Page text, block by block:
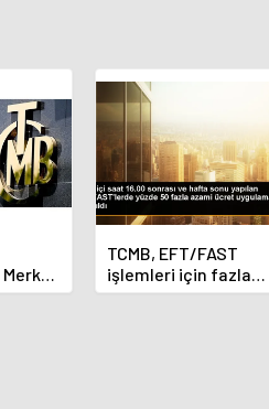
TCMB, EFT/FAST
işlemleri için fazla
ücret uygulamasını